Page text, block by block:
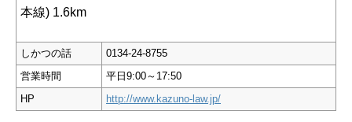
本線) 1.6km
しかつの話
0134-24-8755
営業時間
平日9:00～17:50
HP
http://www.kazuno-law.jp/